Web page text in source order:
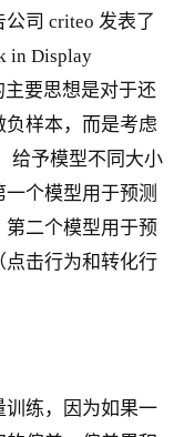
司 criteo 发表了
in Display
要思想是对于还
样本，而是考虑
给予模型不同大小
个模型用于预测
二个模型用于预
点击行为和转化行
练，因为如果一